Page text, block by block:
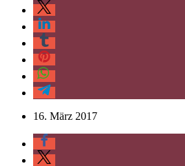
16. März 2017